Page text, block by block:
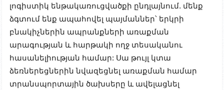
լոգիստիկ ենթակառուցվածքի ընդլայնում. մենք
ձգտում ենք ապահովել պայմաններ՝ երկրի
բնակիչներին ապրանքների առաքման
արագության և հարթակի ողջ տեսականու
հասանելիության համար: Սա թույլ կտա
ձեռներեցներին նվազեցնել առաքման համար
տրանսպորտային ծախսերը և ավելացնել